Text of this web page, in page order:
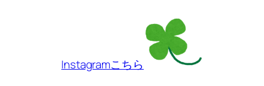
Instagramこちら